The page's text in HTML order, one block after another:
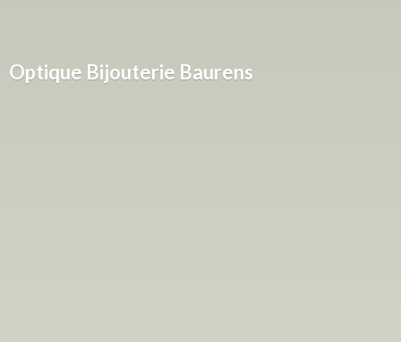
Optique Bijouterie Baurens